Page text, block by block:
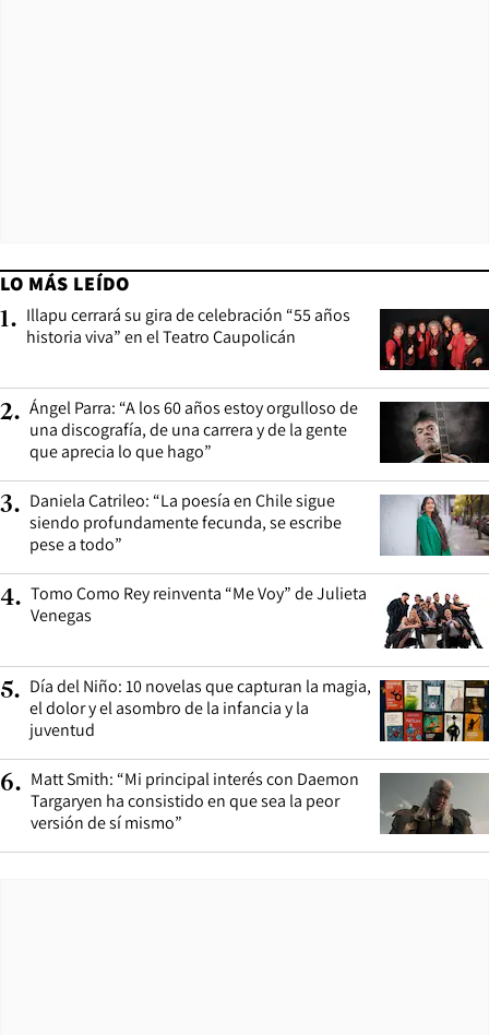
LO MÁS LEÍDO
1. Illapu cerrará su gira de celebración “55 años
historia viva” en el Teatro Caupolicán
2. Ángel Parra: “A los 60 años estoy orgulloso de
una discografía, de una carrera y de la gente
que aprecia lo que hago”
3. Daniela Catrileo: “La poesía en Chile sigue
siendo profundamente fecunda, se escribe
pese a todo”
4. Tomo Como Rey reinventa “Me Voy” de Julieta
Venegas
5. Día del Niño: 10 novelas que capturan la magia,
el dolor y el asombro de la infancia y la
juventud
6. Matt Smith: “Mi principal interés con Daemon
Targaryen ha consistido en que sea la peor
versión de sí mismo”